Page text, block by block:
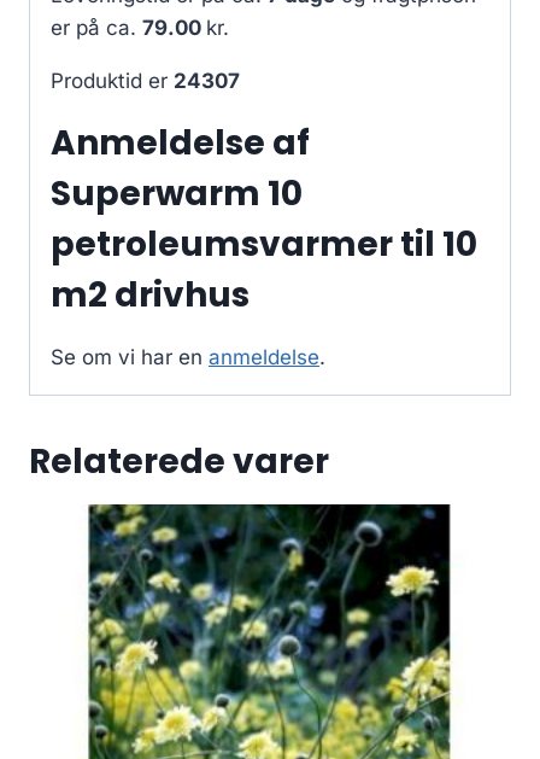
er på ca. 79.00 kr.
Produktid er 24307
Anmeldelse af
Superwarm 10
petroleumsvarmer til 10
m2 drivhus
Se om vi har en anmeldelse.
Relaterede varer